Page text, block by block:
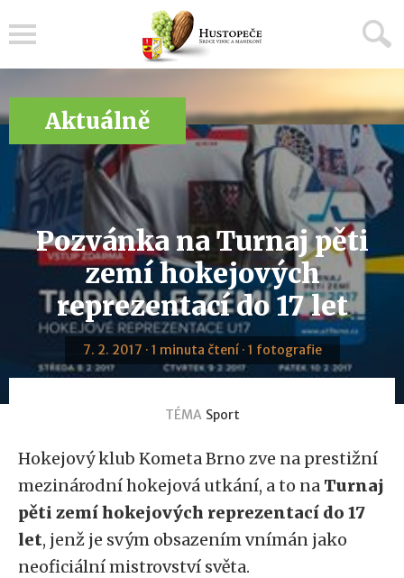
Aktuálně
Pozvánka na Turnaj pěti
zemí hokejových
reprezentací do 17 let
7. 2. 2017 · 1 minuta čtení · 1 fotografie
TÉMA Sport
Hokejový klub Kometa Brno zve na prestižní
mezinárodní hokejová utkání, a to na Turnaj
pěti zemí hokejových reprezentací do 17
let, jenž je svým obsazením vnímán jako
neoficiální mistrovství světa.